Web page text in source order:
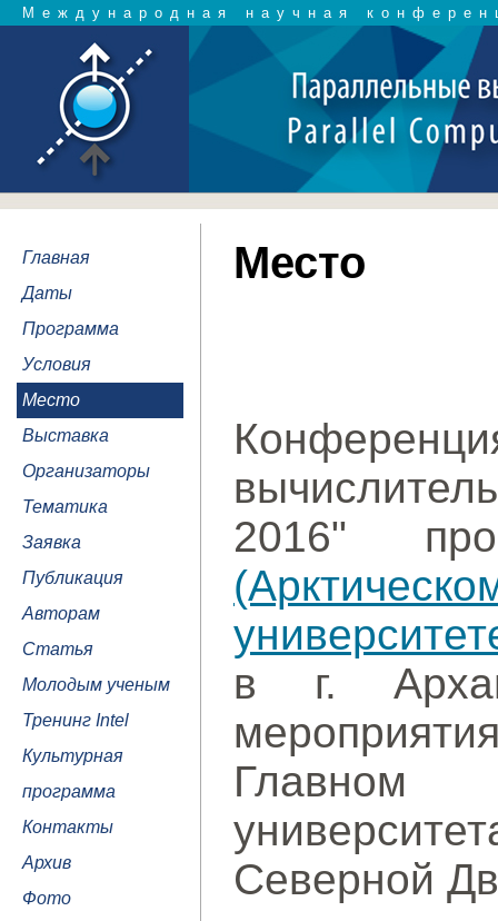
Международная научная
Главная
Даты
Программа
Условия
Место
Выставка
Организаторы
Тематика
Заявка
Публикация
Авторам
Статья
Молодым ученым
Тренинг Intel
Культурная
программа
Контакты
Архив
Фото
Место
2016"
в г.
Северной